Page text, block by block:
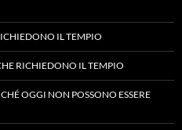
IL TEMPIO
RICHIEDONO IL TEMPIO
OGGI NON POSSONO ESSERE